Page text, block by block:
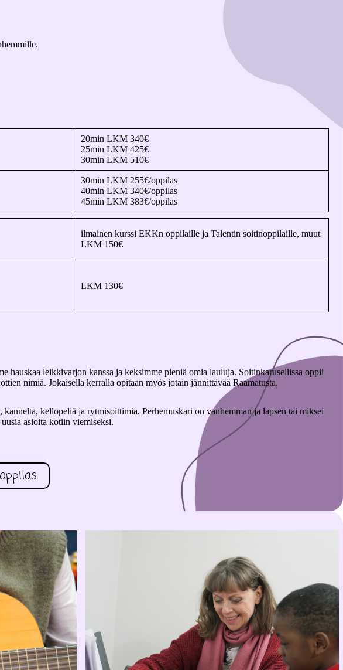
20min LKM 340€
25min LKM 425€
30min LKM 510€
30min LKM 255€/oppilas
40min LKM 340€/oppilas
45min LKM 383€/oppilas
ilmainen kurssi EKKn oppilaille ja Talentin soitinoppilaille, muut
LKM 150€
LKM 130€
hauskaa leikkivarjon kanssa ja keksimme pieniä omia lauluja. Soitinkarusellissa oppii
nimiä. Jokaisella kerralla opitaan myös jotain jännittävää Raamatusta.
kellopeliä ja rytmisoittimia. Perhemuskari on vanhemman ja lapsen tai miksei
asioita kotiin viemiseksi.